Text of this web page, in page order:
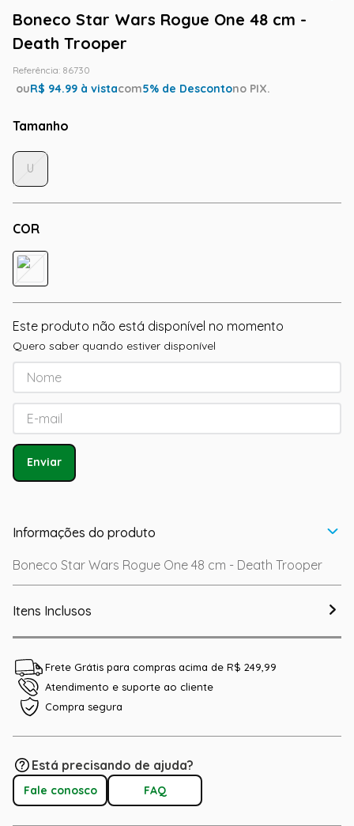
Boneco Star Wars Rogue One 48 cm -
Death Trooper
Referência: 86730
ouR$ 94.99 à vistacom5% de Descontono PIX.
Tamanho
COR
U
Este produto não está disponível no momento
Quero saber quando estiver disponível
Enviar
Informações do produto
Boneco Star Wars Rogue One 48 cm - Death Trooper
Itens Inclusos
Frete Grátis para compras acima de R$ 249,99
Atendimento e suporte ao cliente
Compra segura
Está precisando de ajuda?
Fale conosco FAQ